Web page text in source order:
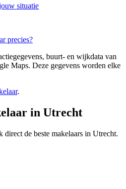
situatie
precies?
buurt- en wijkdata van
Maps. Deze gegevens worden elke
.
in Utrecht
de beste makelaars in Utrecht.